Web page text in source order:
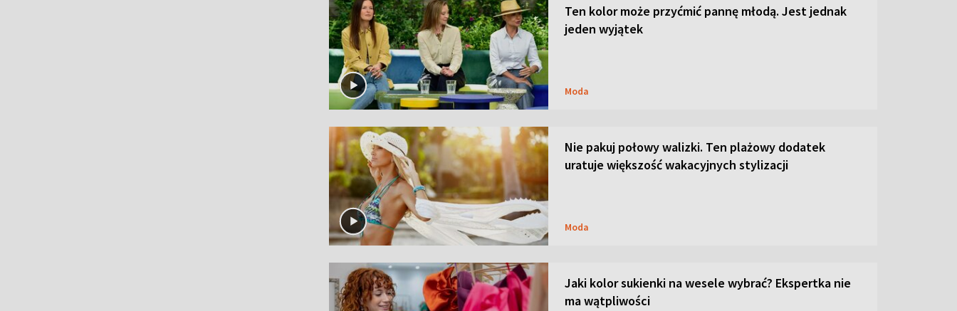
Ten kolor może przyćmić pannę młodą. Jest jednak
jeden wyjątek
Moda
Nie pakuj połowy walizki. Ten plażowy dodatek
uratuje większość wakacyjnych stylizacji
Moda
Jaki kolor sukienki na wesele wybrać? Ekspertka nie
ma wątpliwości